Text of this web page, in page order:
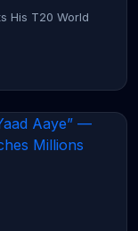
His T20 World